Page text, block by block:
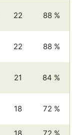
22 88 %
22 88 %
21 84 %
18 72 %